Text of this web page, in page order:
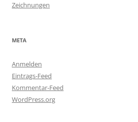
Zeichnungen
META
Anmelden
Eintrags-Feed
Kommentar-Feed
WordPress.org